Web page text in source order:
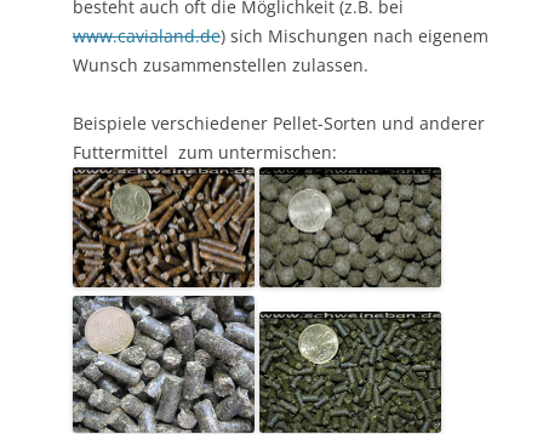
besteht auch oft die Möglichkeit (z.B. bei
www.cavialand.de) sich Mischungen nach eigenem
Wunsch zusammenstellen zulassen.
Beispiele verschiedener Pellet-Sorten und anderer
Futtermittel zum untermischen: